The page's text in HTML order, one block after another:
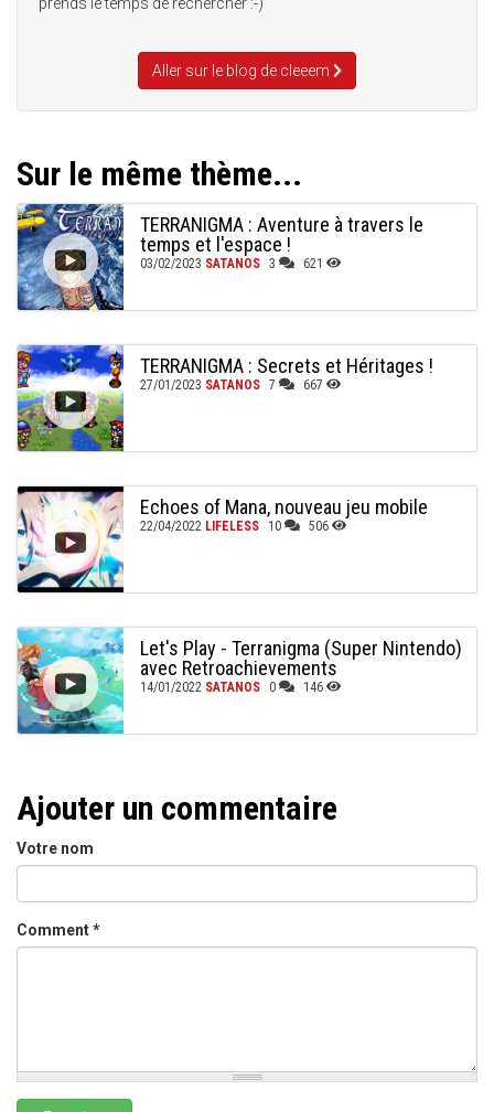
Aller sur le blog de cleeem
Sur le même thème...
TERRANIGMA : Aventure à travers le
temps et l'espace !
03/02/2023 SATANOS 3 621
TERRANIGMA : Secrets et Héritages !
27/01/2023 SATANOS 7 667
Echoes of Mana, nouveau jeu mobile
22/04/2022 LIFELESS 10 506
Let's Play - Terranigma (Super Nintendo)
avec Retroachievements
14/01/2022 SATANOS 0 146
Ajouter un commentaire
Votre nom
Comment*